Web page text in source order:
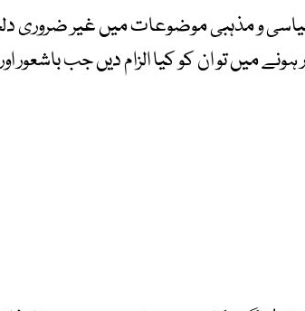
و مذہبی موضوعات میں غیر ضروری
میں تو ان کو کیا الزام دیں جب